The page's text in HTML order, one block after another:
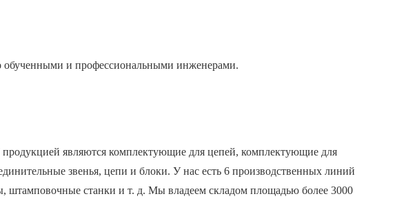
и профессиональными инженерами.
являются комплектующие для цепей, комплектующие для
звенья, цепи и блоки. У нас есть 6 производственных линий
штамповочные станки и т. д. Мы владеем складом площадью более 3000